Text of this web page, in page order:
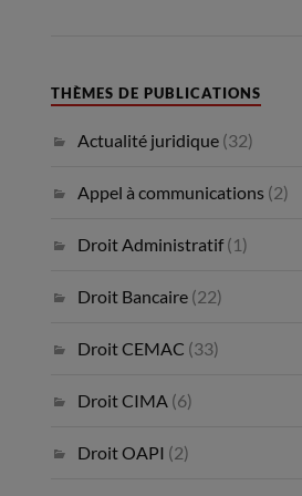
THÈMES DE PUBLICATIONS
Actualité juridique (32)
Appel à communications (2)
Droit Administratif(1)
Droit Bancaire (22)
Droit CEMAC (33)
Droit CIMA (6)
Droit OAPI (2)